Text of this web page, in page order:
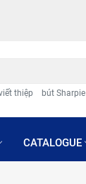
thiệp bút Sharpie
CATALOGUE